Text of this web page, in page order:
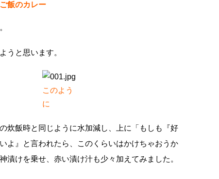
飯のカレー
うと思います。
このよう
に
炊飯時と同じように水加減し、上に「もしも『好
よ』と言われたら、このくらいはかけちゃおうか
漬けを乗せ、赤い漬け汁も少々加えてみました。